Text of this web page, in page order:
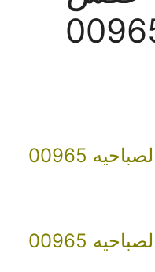
00965
شركة نقل عفش الصباحيه 00965
شركة نقل عفش الصباحيه 00965